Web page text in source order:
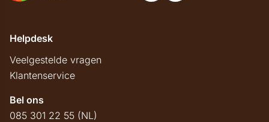
Helpdesk
Veelgestelde vragen
Klantenservice
Bel ons
085 301 22 55 (NL)